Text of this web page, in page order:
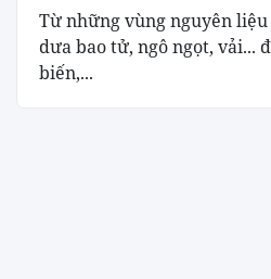
Từ những vùng nguyên
dưa bao tử, ngô ngọt, vải...
biến,...